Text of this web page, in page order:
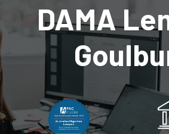
DAMA